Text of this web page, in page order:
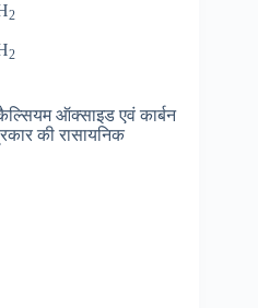
2
2
ऑक्साइड एवं कार्बन
की रासायनिक